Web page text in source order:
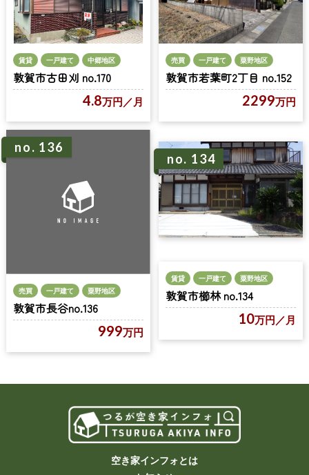
賃貸 一戸建て 中郷地区
敦賀市古田刈 no.170
4.8万円 ／月
売買 一戸建て 粟野地区
敦賀市若葉町2丁目 no.152
2299万円
no. 136
売買 一戸建て 粟野地区
敦賀市長谷no.136
999万円
no. 134
賃貸 一戸建て 粟野地区
敦賀市櫛林 no.134
10万円 ／月
空き家インフォとは